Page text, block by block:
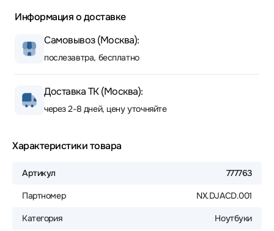
Информация о доставке
Самовывоз (Москва):
послезавтра, бесплатно
Доставка ТК (Москва):
через 2-8 дней, цену уточняйте
Характеристики товара
Артикул 777763
Партномер NX.DJACD.001
Категория Ноутбуки